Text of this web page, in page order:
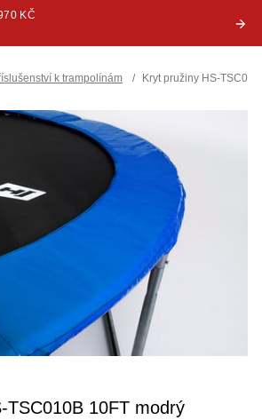
KČ
k trampolínám / Kryt pružiny HS-
TSC010B 10FT modrý